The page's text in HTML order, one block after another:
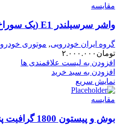
مقایسه
واشر سرسیلندر E1 (یک سوراخ) استاندارد پژو 405 OPG
گروه ایران خودرویی, موتوری خودرو
تومان ۲.۰۰۰.۰۰۰
افزودن به لیست علاقمندی ها
افزودن به سبد خرید
نمایش سریع
مقایسه
بوش و پیستون 1800 گرافیت پژو 405-پژو پارس-سمند (XU7) SUNEX سانکس